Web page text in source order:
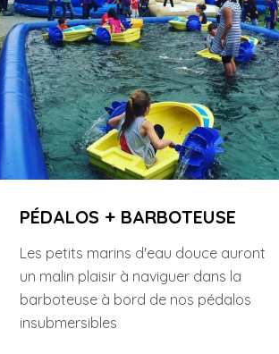
PÉDALOS + BARBOTEUSE
Les petits marins d'eau douce auront
un malin plaisir à naviguer dans la
barboteuse à bord de nos pédalos
insubmersibles